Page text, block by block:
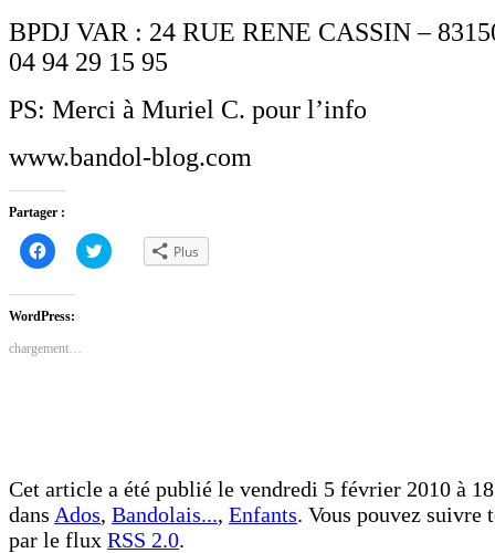
BPDJ VAR : 24 RUE RENE CASSIN –
04 94 29 15 95
PS: Merci à Muriel C. pour l’info
www.bandol-blog.com
Partager :
Cliquez
pour
partager
Facebook(ouvre
dans
une
fenêtre)
Cliquez
pour Plus
WordPress:
chargement…
Cet article a été publié le vendredi 5 février 2010 à
dans Ados, Bandolais..., Enfants. Vous pouvez suivre
par le flux RSS 2.0.